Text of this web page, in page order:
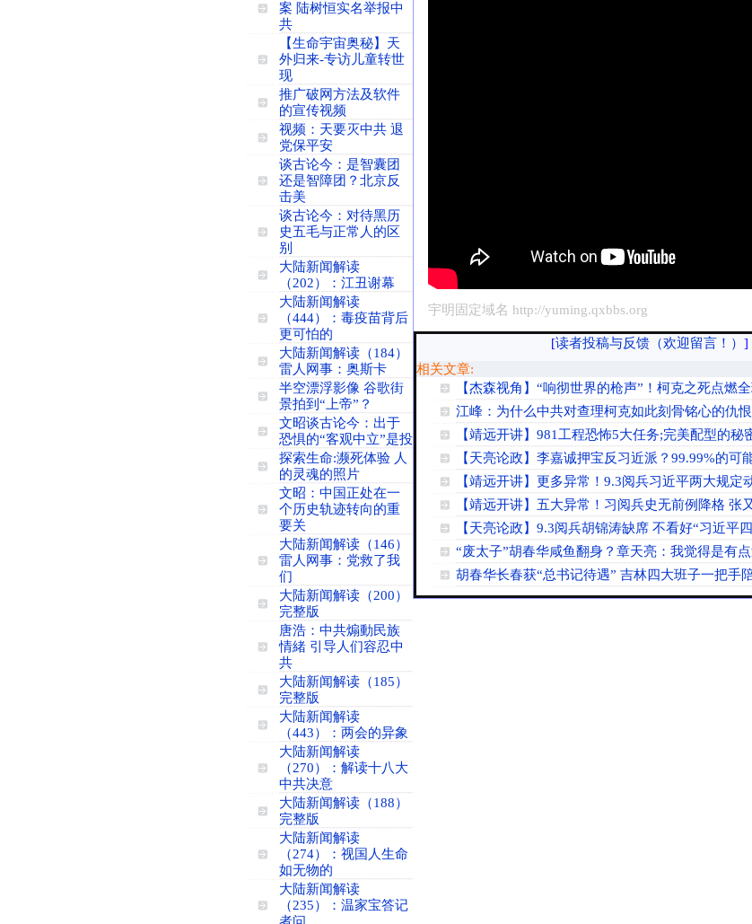
案 陆树恒实名举报中
共
【生命宇宙奥秘】天
外归来-专访儿童转世
现
推广破网方法及软件
的宣传视频
视频：天要灭中共 退
党保平安
谈古论今：是智囊团
还是智障团？北京反
击美
谈古论今：对待黑历
史五毛与正常人的区
别
大陆新闻解读
（202）：江丑谢幕
大陆新闻解读
（444）：毒疫苗背后
更可怕的
大陆新闻解读（184）
雷人网事：奥斯卡
半空漂浮影像 谷歌街
景拍到“上帝”？
文昭谈古论今：出于
恐惧的“客观中立”是投
探索生命:濒死体验 人
的灵魂的照片
文昭：中国正处在一
个历史轨迹转向的重
要关
大陆新闻解读（146）
雷人网事：党救了我
们
大陆新闻解读（200）
完整版
唐浩：中共煽動民族
情緒 引导人们容忍中
共
大陆新闻解读（185）
完整版
大陆新闻解读
（443）：两会的异象
大陆新闻解读
（270）：解读十八大
中共决意
大陆新闻解读（188）
完整版
大陆新闻解读
（274）：视国人生命
如无物的
大陆新闻解读
（235）：温家宝答记
宇明固定域名 http://yuming.qxbbs.org
[读者投稿与反馈（欢迎留言！） ]
相关文章:
【杰森视角】“响彻世界的枪声”！柯克之死点燃
江峰：为什么中共对查理柯克如此刻骨铭心的仇恨
【靖远开讲】981工程恐怖5大任务;完美配型的秘
【天亮论政】李嘉诚押宝反习近派？99.99%的可
【靖远开讲】更多异常！9.3阅兵习近平两大规定
【靖远开讲】五大异常！习阅兵史无前例降格 张
【天亮论政】9.3阅兵胡锦涛缺席 不看好“习近平
“废太子”胡春华咸鱼翻身？章天亮：我觉得是有
胡春华长春获“总书记待遇” 吉林四大班子一把手